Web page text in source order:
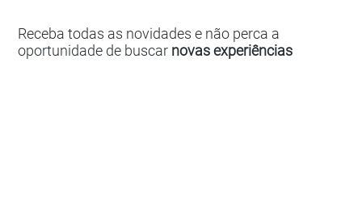
Receba todas as novidades e não perca a
oportunidade de buscar novas experiências